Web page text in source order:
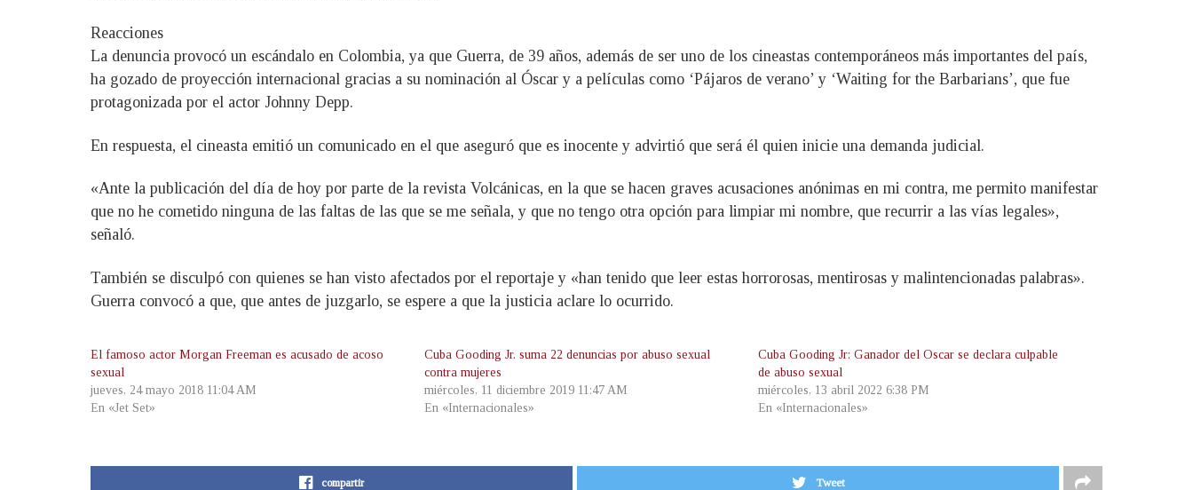
Reacciones
La denuncia provocó un escándalo en Colombia, ya que Guerra, de 39 años, además de ser uno de los cineastas contemporáneos más importantes del país,
ha gozado de proyección internacional gracias a su nominación al Óscar y a películas como ‘Pájaros de verano’ y ‘Waiting for the Barbarians’, que fue
protagonizada por el actor Johnny Depp.
En respuesta, el cineasta emitió un comunicado en el que aseguró que es inocente y advirtió que será él quien inicie una demanda judicial.
«Ante la publicación del día de hoy por parte de la revista Volcánicas, en la que se hacen graves acusaciones anónimas en mi contra, me permito manifestar
que no he cometido ninguna de las faltas de las que se me señala, y que no tengo otra opción para limpiar mi nombre, que recurrir a las vías legales»,
señaló.
También se disculpó con quienes se han visto afectados por el reportaje y «han tenido que leer estas horrorosas, mentirosas y malintencionadas palabras».
Guerra convocó a que, que antes de juzgarlo, se espere a que la justicia aclare lo ocurrido.
El famoso actor Morgan Freeman es acusado de acoso
sexual
jueves, 24 mayo 2018 11:04 AM
En «Jet Set»
Cuba Gooding Jr. suma 22 denuncias por abuso sexual
contra mujeres
miércoles, 11 diciembre 2019 11:47 AM
En «Internacionales»
Cuba Gooding Jr: Ganador del Oscar se declara culpable
de abuso sexual
miércoles, 13 abril 2022 6:38 PM
En «Internacionales»
compartir Tweet